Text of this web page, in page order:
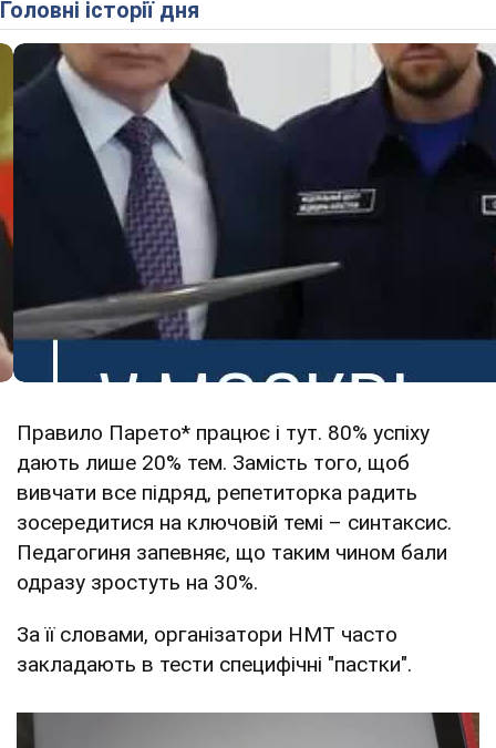
Головні історії дня
Правило Парето* працює і тут. 80% успіху
дають лише 20% тем. Замість того, щоб
вивчати все підряд, репетиторка радить
зосередитися на ключовій темі – синтаксис.
Педагогиня запевняє, що таким чином бали
одразу зростуть на 30%.
За її словами, організатори НМТ часто
закладають в тести специфічні "пастки".